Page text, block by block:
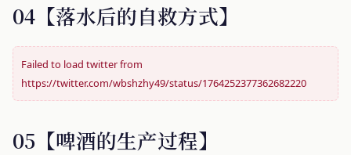
04【落水后的自救方式】
Failed to load twitter from
https://twitter.com/wbshzhy49/status/1764252377362682220
05【啤酒的生产过程】